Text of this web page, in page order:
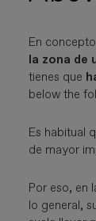
En
la zona de
tienes que
below the
Es habitual
de mayor
Por eso, en
lo general,